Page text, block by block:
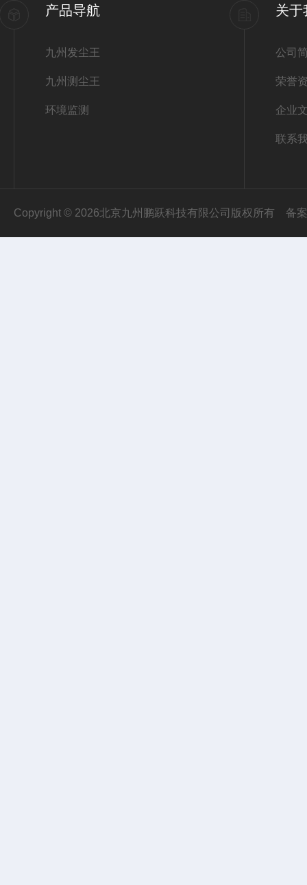
产品导航
九州发尘王
九州测尘王
环境监测
关于
公司
荣誉
企业
联系
Copyright © 2026北京九州鹏跃科技有限公司版权所有 备